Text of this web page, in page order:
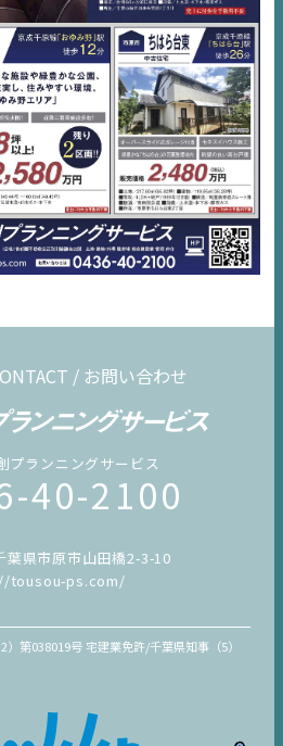
/ お問い合わせ
プランニングサービス
40-2100
葉県市原市山田橋2-3-10
tousou-ps.com/
第038019号 宅建業免許/千葉県知事（5）